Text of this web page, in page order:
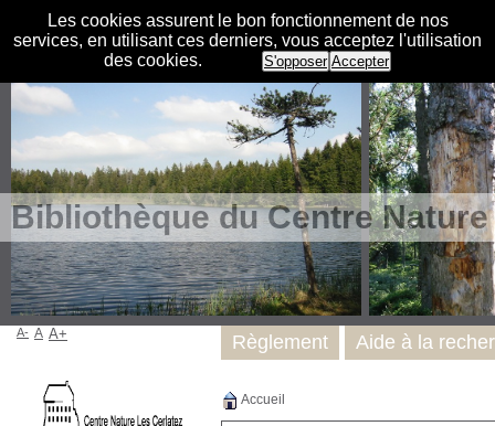
Les cookies assurent le bon fonctionnement de nos
services, en utilisant ces derniers, vous acceptez l'utilisation
des cookies.
S'opposer Accepter
Bibliothèque du Centre
Accueil
Règlement Aide à la
A- A A+